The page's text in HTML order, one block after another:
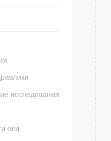
исследования
оси